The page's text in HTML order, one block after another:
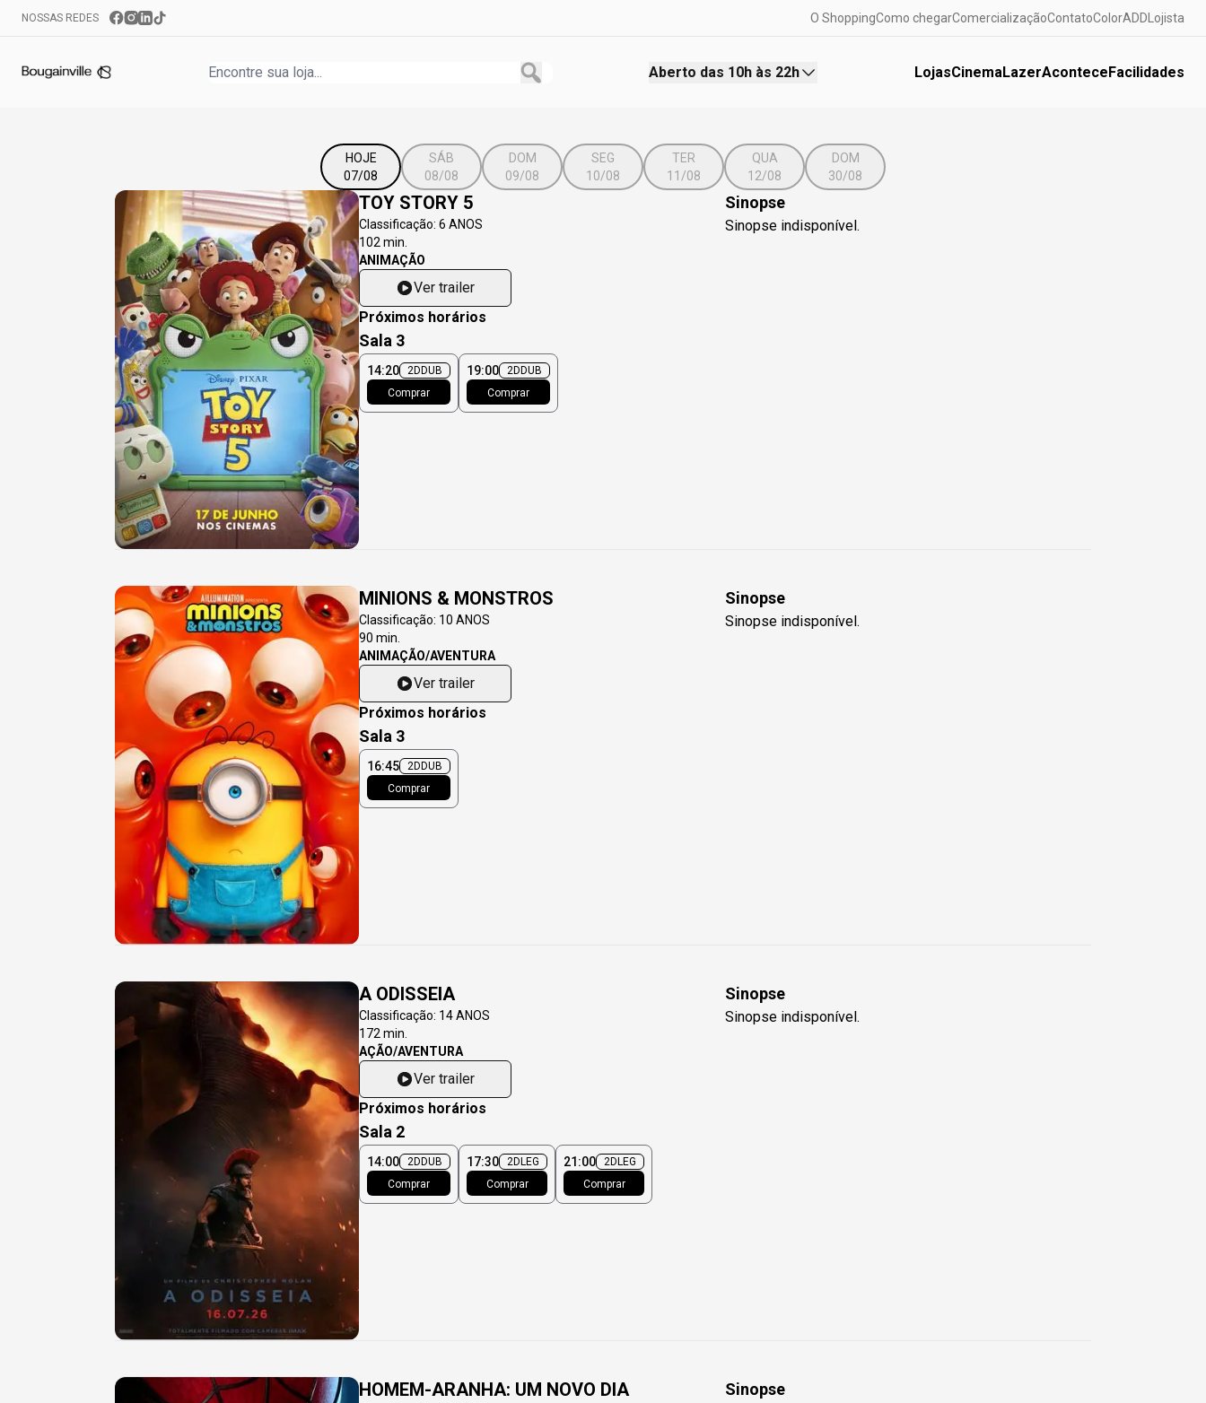
NOSSAS REDES O ShoppingComo chegarComercializaçãoContatoColorADD Lojista
Aberto das 10h às 22h LojasCinemaLazerAconteceFacilidades
HOJE
07/08
SÁB
08/08
DOM
09/08
SEG
10/08
TER
11/08
QUA
12/08
DOM
30/08
TOY STORY 5
Classificação: 6 ANOS
102 min.
ANIMAÇÃO
Ver trailer
Próximos horários
Sala 3
14:20 2D DUB
Comprar
19:00 2D DUB
Comprar
Sinopse
Sinopse indisponível.
MINIONS & MONSTROS
Classificação: 10 ANOS
90 min.
ANIMAÇÃO/AVENTURA
Ver trailer
Próximos horários
Sala 3
16:45 2D DUB
Comprar
Sinopse
Sinopse indisponível.
A ODISSEIA
Classificação: 14 ANOS
172 min.
AÇÃO/AVENTURA
Ver trailer
Próximos horários
Sala 2
14:00 2D DUB
Comprar
17:30 2D LEG
Comprar
21:00 2D LEG
Comprar
Sinopse
Sinopse indisponível.
HOMEM-ARANHA: UM NOVO DIA Sinopse